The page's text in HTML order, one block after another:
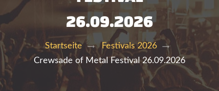
26.09.2026
Startseite
Festivals 2026
Crewsade of Metal Festival 26.09.2026